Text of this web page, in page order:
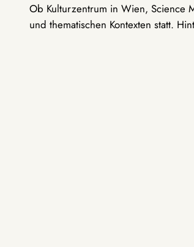
Ob Kulturzentrum in Wien, Science
und thematischen Kontexten statt.